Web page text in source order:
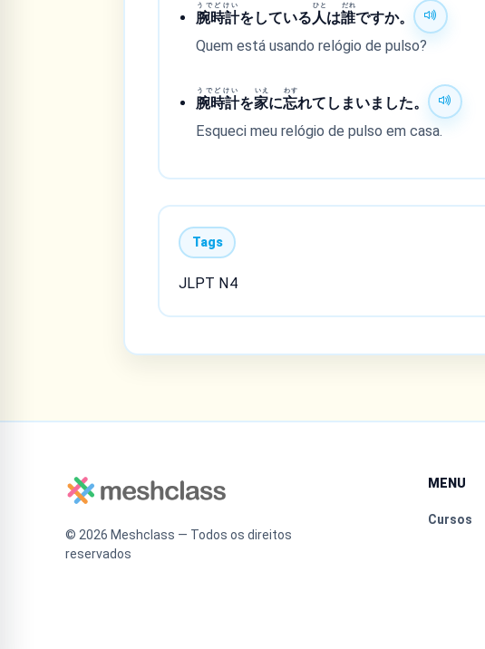
腕時計
うでどけい
をしている人
ひと
は誰
だれ
ですか。
Quem está usando relógio de pulso?
腕時計
うでどけい
を家
いえ
に忘
わす
れてしまいました。
Esqueci meu relógio de pulso em casa.
Tags
JLPT N4
© 2026 Meshclass — Todos os direitos
reservados
MENU
Cursos